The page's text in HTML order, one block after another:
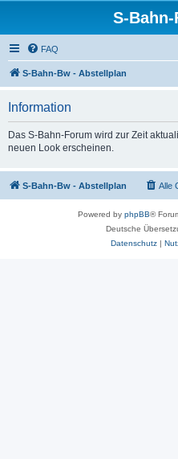
S-
FAQ
S-Bahn-Bw - Abstellplan
Information
Das S-Bahn-Forum wird zur Zeit
neuen Look erscheinen.
S-Bahn-Bw - Abstellplan Alle
Powered by phpBB®
Deutsche
Datenschutz|